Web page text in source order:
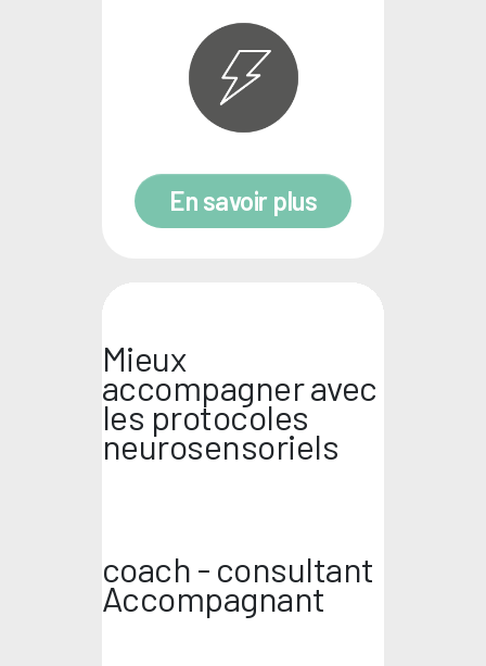
En savoir plus
Mieux
accompagner avec
les protocoles
neurosensoriels
coach - consultant
Accompagnant